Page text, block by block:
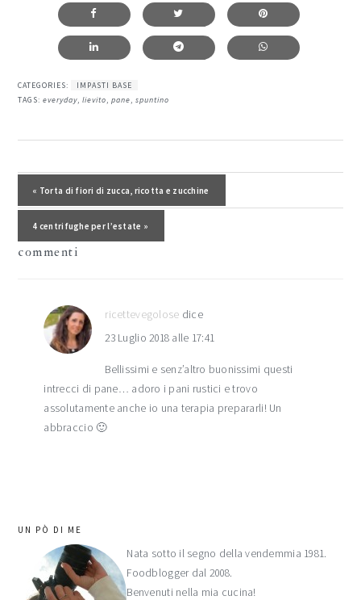
CATEGORIES:
IMPASTI BASE
TAGS:everyday,lievito,pane,spuntino
Post precedente:
« Torta di fiori di zucca, ricotta e zucchine
Post successivo:
4 centrifughe per l’estate »
del
lettore
commenti
ricettevegolose dice
23 Luglio 2018 alle 17:41
Bellissimi e senz’altro buonissimi questi
intrecci di pane… adoro i pani rustici e trovo
assolutamente anche io una terapia prepararli! Un
abbraccio 🙂
barra
laterale
primaria
UN PÒ DI ME
Nata sotto il segno della vendemmia 1981.
Foodblogger dal 2008.
Benvenuti nella mia cucina!